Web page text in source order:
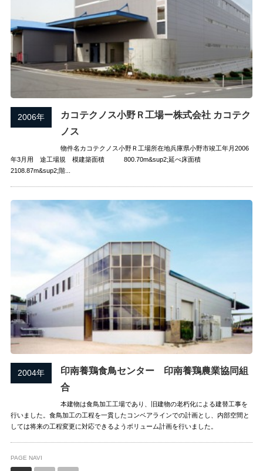
2006年
カコテクノス小野Ｒ工場ー株式会社 カコテク
ノス
物件名カコテクノス小野Ｒ工場所在地兵庫県小野市竣工年月2006
年3月用 途工場規 模建築面積 800.70m&sup2;延べ床面積
2108.87m&sup2;階...
2004年
印南養鶏食鳥センター 印南養鶏農業協同組
合
本建物は食鳥加工工場であり、旧建物の老朽化による建替工事を
行いました。食鳥加工の工程を一貫したコンベアラインでの計画とし、内部空間と
しては将来の工程変更に対応できるようボリューム計画を行いました。
PAGE NAVI